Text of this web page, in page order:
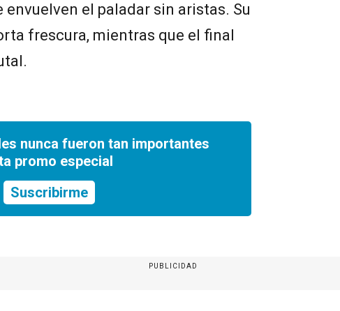
el paladar sin aristas. Su
frescura, mientras que el final
nunca fueron tan importantes
promo especial
Suscribirme
PUBLICIDAD